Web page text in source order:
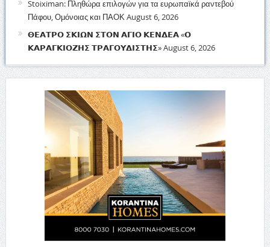
Stoiximan: Πληθώρα επιλογών για τα ευρωπαϊκά ραντεβού
Πάφου, Ομόνοιας και ΠΑΟΚAugust 6, 2026
𝝝𝝚𝝖𝝩𝝦𝝤 𝝨𝝟𝝞𝝮𝝢 𝝨𝝩𝝤𝝢 𝝖𝝘𝝞𝝤 𝝟𝝚𝝢𝝙𝝚𝝖 «𝝤
𝝟𝝖𝝦𝝖𝝘𝝟𝝞𝝤𝝛𝝜𝝨 𝝩𝝦𝝖𝝘𝝤𝝪𝝙𝝞𝝨𝝩𝝜𝝨»August 6, 2026